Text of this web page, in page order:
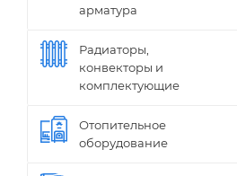
арматура
Радиаторы,
конвекторы и
комплектующие
Отопительное
оборудование